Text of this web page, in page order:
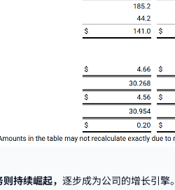
持续崛起， 逐步成为公司的增长引擎。